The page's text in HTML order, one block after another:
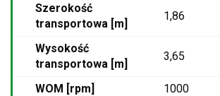
Szerokość
transportowa [m]
1,86
Wysokość
transportowa [m]
3,65
WOM [rpm]
1000